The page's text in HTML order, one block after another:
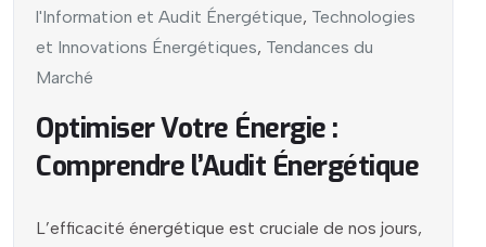
l'Information et Audit Énergétique, Technologies
et Innovations Énergétiques, Tendances du
Marché
Optimiser Votre Énergie :
Comprendre l’Audit Énergétique
L’efficacité énergétique est cruciale de nos jours,